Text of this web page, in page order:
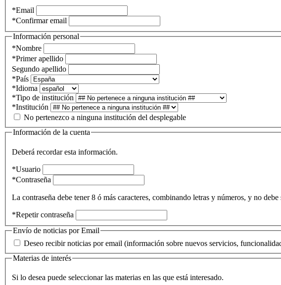
*Email
*Confirmar email
Información personal
*Nombre
*Primer apellido
Segundo apellido
*País
*Idioma
*Tipo de institución
*Institución
No pertenezco a ninguna institución del desplegable
Información de la cuenta
Deberá recordar esta información.
*Usuario
*Contraseña
La contraseña debe tener 8 ó más caracteres, combinando letras y números, y no
*Repetir contraseña
Envío de noticias por Email
Deseo recibir noticias por email (información sobre nuevos servicios,
Materias de interés
Si lo desea puede seleccionar las materias en las que está interesado.